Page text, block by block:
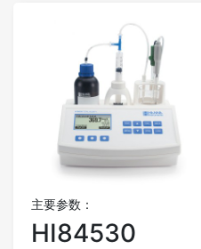
主要参数：
HI84530